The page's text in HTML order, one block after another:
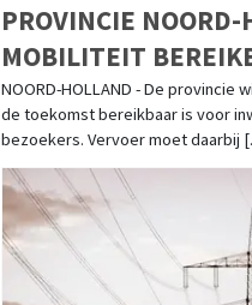
PROVINCIE
MOBILITEIT
EN TOEGANKELIJK
NOORD-HOLLAND - De provincie
de toekomst bereikbaar is voor
bezoekers. Vervoer moet daarbij